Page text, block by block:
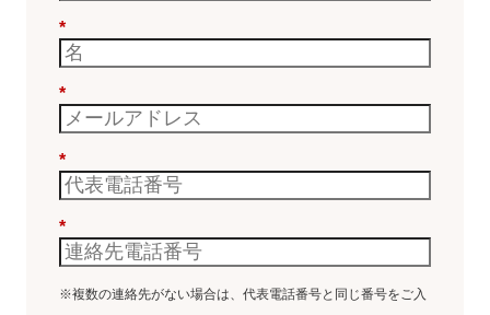
*
*
*
*
※複数の連絡先がない場合は、代表電話番号と同じ番号をご入